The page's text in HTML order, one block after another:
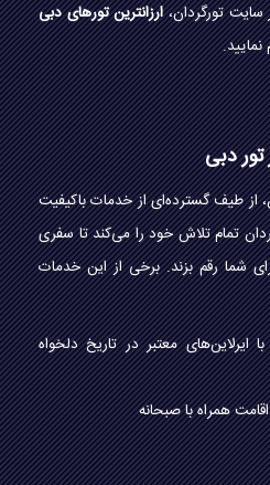
تورگردان،ارزانترین تورهای دبی
نمایید.
دبی
از طیف گسترده‌ای از خدمات باکیفیت
تمام تلاش خود را می‌کند تا سفری
شما رقم بزند. برخی از این خدمات
ایرلاین‌های معتبر در تاریخ دلخواه
همراه با صبحانه